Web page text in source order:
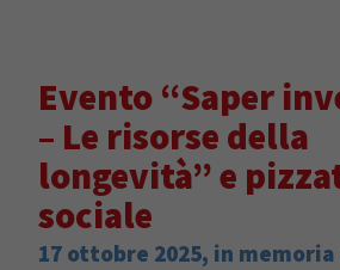
Evento “Saper
– Le risorse della
longevità” e
sociale
17 ottobre 2025, in